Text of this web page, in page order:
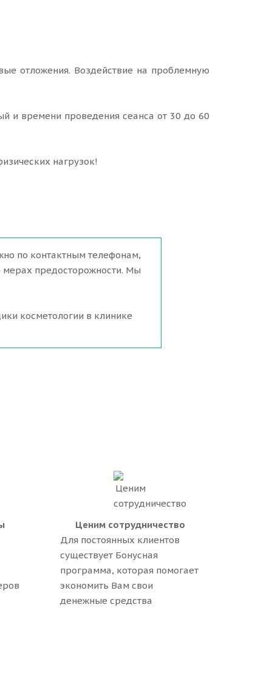
отложения. Воздействие на проблемную
и времени проведения сеанса от 30 до 60
нагрузок!
по контактным телефонам,
мерах предосторожности. Мы
косметологии в клинике
Ценим сотрудничество
Для постоянных клиентов
существует Бонусная
программа, которая помогает
экономить Вам свои
денежные средства